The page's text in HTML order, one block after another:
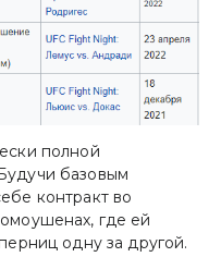
полной
базовым
контракт во
где ей
одну за другой.